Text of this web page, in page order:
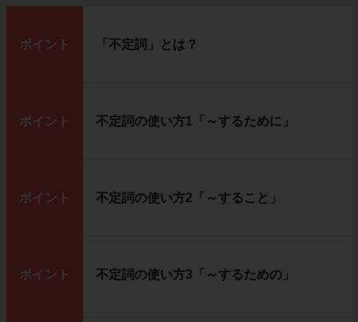
ポイント 「不定詞」とは？
ポイント 不定詞の使い方1「～するために」
ポイント 不定詞の使い方2「～すること」
ポイント 不定詞の使い方3「～するための」